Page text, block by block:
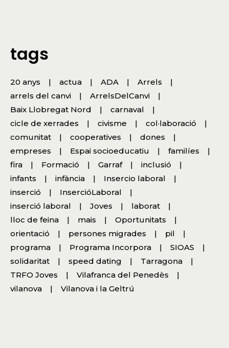
tags
20 anys actua ADA
Arrels
arrels del canvi
ArrelsDelCanvi
Baix Llobregat Nord
carnaval
cicle de xerrades
civisme
col·laboració
comunitat
cooperatives
dones
empreses
Espai socioeducatiu
familíes
fira
Formació Garraf
inclusió
infants
infància
Insercio laboral
inserció
InsercióLaboral
inserció laboral
Joves
laborat
lloc de feina
mais
Oportunitats
orientació
persones migrades
pil
programa
Programa Incorpora
SIOAS
solidaritat
speed dating
Tarragona
TRFO Joves
Vilafranca del Penedès
vilanova
Vilanova i la Geltrú